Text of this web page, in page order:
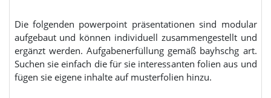
Die folgenden powerpoint präsentationen sind modular
aufgebaut und können individuell zusammengestellt und
ergänzt werden. Aufgabenerfüllung gemäß bayhschg art.
Suchen sie einfach die für sie interessanten folien aus und
fügen sie eigene inhalte auf musterfolien hinzu.